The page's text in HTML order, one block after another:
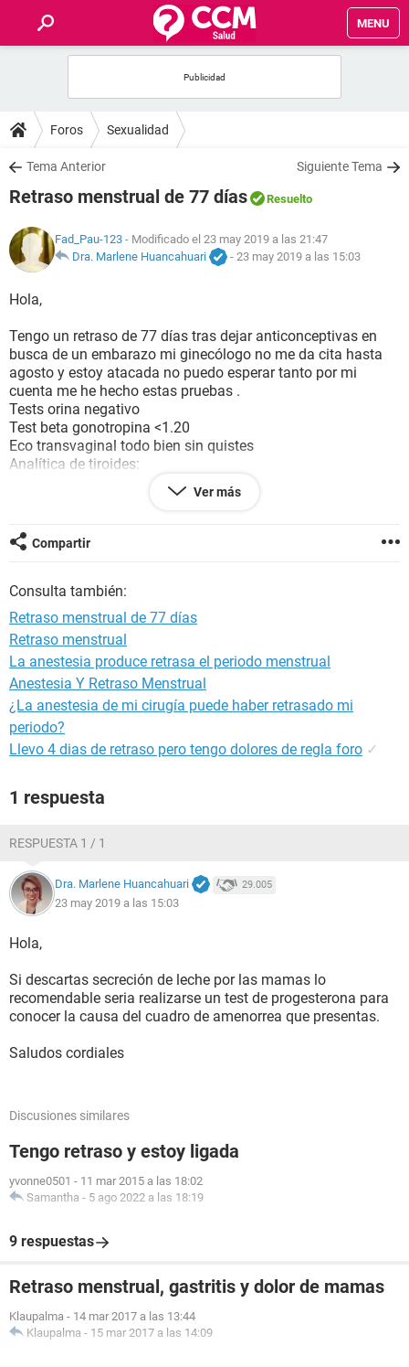
MENU
FOROS
SALUD
NUTRICIÓN
BIENESTAR
SEXUALIDAD
GLOSARIO
Foros Sexualidad
Tema Anterior Siguiente Tema
Retraso menstrual de 77 días Resuelto
Fad_Pau-123 - Modificado el 23 may 2019 a las 21:47
Dra. Marlene Huancahuari
- 23 may 2019 a las 15:03
Hola,
Tengo un retraso de 77 días tras dejar anticonceptivas en
busca de un embarazo mi ginecólogo no me da cita hasta
agosto y estoy atacada no puedo esperar tanto por mi
cuenta me he hecho estas pruebas .
Tests orina negativo
Test beta gonotropina <1.20
Eco transvaginal todo bien sin quistes
Analítica de tiroides:
No se porque no me baja necesito que alguien me oriente o
al menos que me tranquilice. Estando con amenorrea es
Gracias
Ver más
Compartir
Consulta también:
Retraso menstrual de 77 días
Retraso menstrual
La anestesia produce retrasa el periodo menstrual
Anestesia Y Retraso Menstrual
¿La anestesia de mi cirugía puede haber retrasado mi
periodo?
Llevo 4 dias de retraso pero tengo dolores de regla foro ✓
1 respuesta
RESPUESTA 1 / 1
Dra. Marlene Huancahuari 29.005
23 may 2019 a las 15:03
Hola,
Si descartas secreción de leche por las mamas lo
recomendable seria realizarse un test de progesterona para
conocer la causa del cuadro de amenorrea que presentas.
Saludos cordiales
Discusiones similares
Tengo retraso y estoy ligada
yvonne0501 - 11 mar 2015 a las 18:02
Samantha - 5 ago 2022 a las 18:19
9 respuestas
Retraso menstrual, gastritis y dolor de mamas
Klaupalma - 14 mar 2017 a las 13:44
Klaupalma - 15 mar 2017 a las 14:09